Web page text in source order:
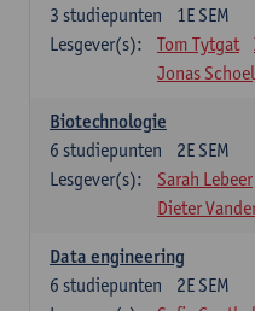
1E SEM
3 studiepunten
Lesgever(s):
Tom Tytgat
Jonas
Biotechnologie
2E SEM
6 studiepunten
Lesgever(s):
Sarah Lebeer
Dieter
Data engineering
2E SEM
6 studiepunten